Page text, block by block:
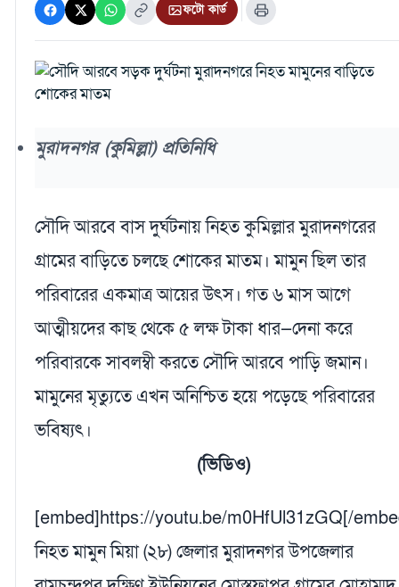
ফটো কার্ড
মুরাদনগর (কুমিল্লা) প্রতিনিধি
সৌদি আরবে বাস দুর্ঘটনায় নিহত কুমিল্লার মুরাদনগরের
গ্রামের বাড়িতে চলছে শোকের মাতম। মামুন ছিল তার
পরিবারের একমাত্র আয়ের উৎস। গত ৬ মাস আগে
আত্মীয়দের কাছ থেকে ৫ লক্ষ টাকা ধার—দেনা করে
পরিবারকে সাবলম্বী করতে সৌদি আরবে পাড়ি জমান।
মামুনের মৃত্যুতে এখন অনিশ্চিত হয়ে পড়েছে পরিবারের
ভবিষ্যৎ।
(ভিডিও)
[embed]https://youtu.be/m0HfUl31zGQ[/
নিহত মামুন মিয়া (২৮) জেলার মুরাদনগর উপজেলার